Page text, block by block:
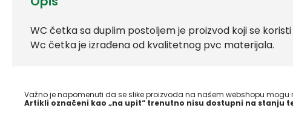
WC četka sa duplim postoljem je proizvod koji se koristi
Wc četka je izrađena od kvalitetnog pvc materijala.
Važno je napomenuti da se slike proizvoda na našem webshopu
Artikli označeni kao „na upit“ trenutno nisu dostupni na stanju